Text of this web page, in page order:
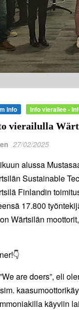
Info Info vierailee -
vierailulla
27/02/2025
alussa
Sustainable
Finlandin
17.800
Wärtsilän
are doers”, eli
käyviin